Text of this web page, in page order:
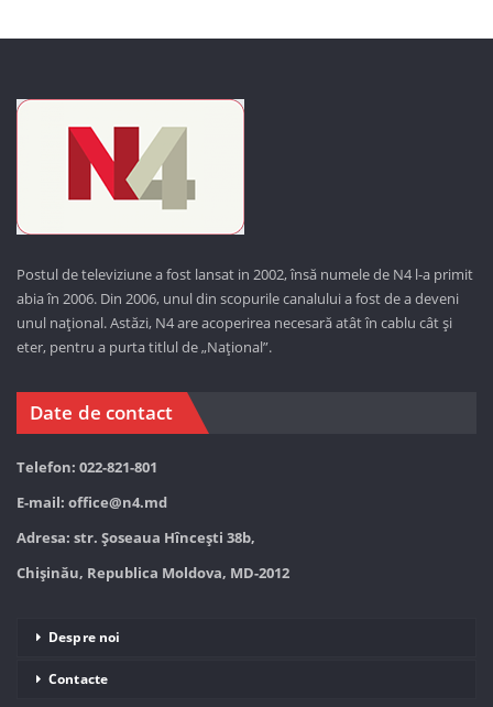
Postul de televiziune a fost lansat in 2002, însă numele de N4 l-a primit
abia în 2006. Din 2006, unul din scopurile canalului a fost de a deveni
unul național. Astăzi, N4 are acoperirea necesară atât în cablu cât și
eter, pentru a purta titlul de „Național”.
Date de contact
Telefon: 022-821-801
E-mail: office@n4.md
Adresa: str. Șoseaua Hînceşti 38b,
Chișinău, Republica Moldova, MD-2012
Despre noi
Contacte